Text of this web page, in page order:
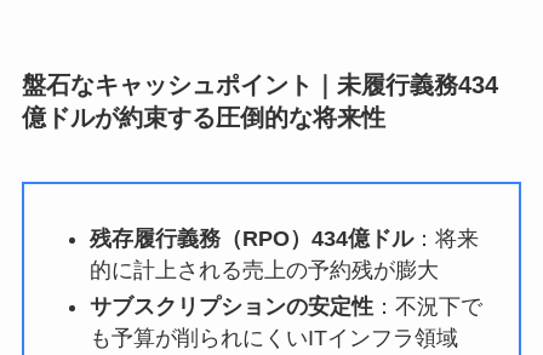
盤石なキャッシュポイント｜未履行義務434
億ドルが約束する圧倒的な将来性
残存履行義務（RPO）434億ドル：将来
的に計上される売上の予約残が膨大
サブスクリプションの安定性：不況下で
も予算が削られにくいITインフラ領域